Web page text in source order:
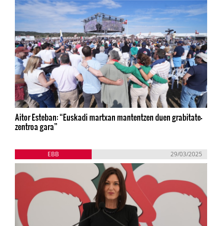
Aitor Esteban: “Euskadi martxan mantentzen duen grabitate-
zentroa gara”
EBB 29/03/2025